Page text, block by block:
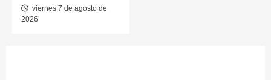
viernes 7 de agosto de
2026